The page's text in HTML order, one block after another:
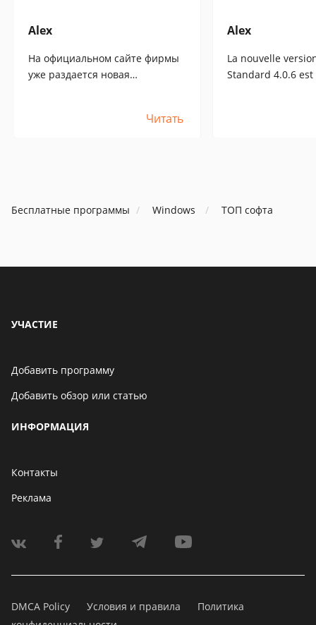
Alex
На официальном сайте фирмы
уже раздается новая
Читать
Alex
La nouvelle
Standard 4.0.6
Бесплатные программы Windows ТОП софта
УЧАСТИЕ
Добавить программу
Добавить обзор или статью
ИНФОРМАЦИЯ
Контакты
Реклама
DMCA Policy Условия и правила
Политика